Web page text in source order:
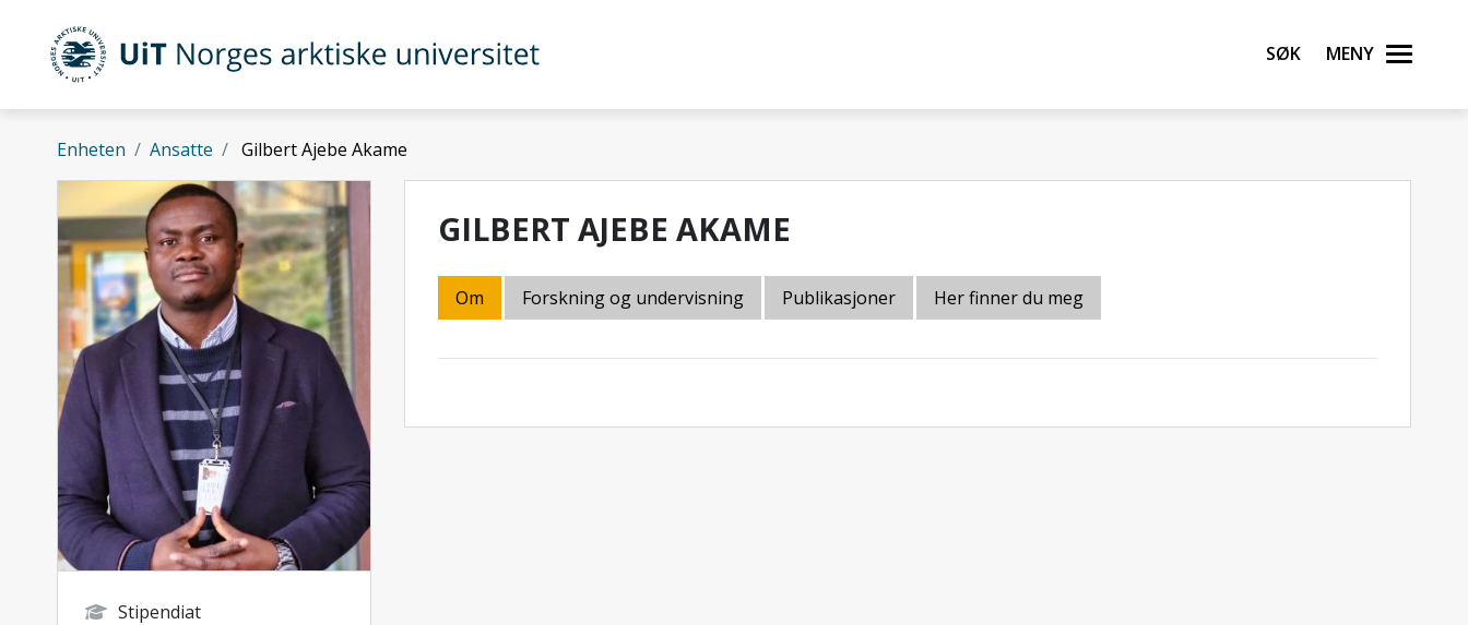
Gå til hovedinnhold
UiT Norges arktiske universitet Søk Meny
Enheten Ansatte Gilbert Ajebe Akame
Stipendiat
GILBERT AJEBE AKAME
Om Forskning og undervisning Publikasjoner Her finner du meg